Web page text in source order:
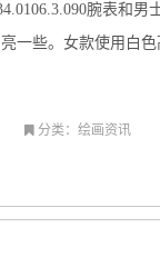
腕表和男
一些。女款使用白
分类：绘画资讯